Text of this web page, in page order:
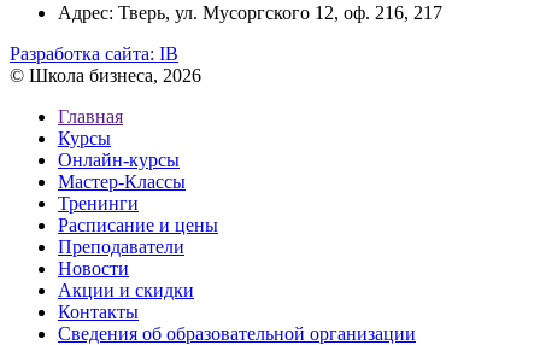
Адрес: Тверь, ул. Мусоргского 12, оф. 216, 217
Разработка сайта: IB
© Школа бизнеса, 2026
Главная
Курсы
Онлайн-курсы
Мастер-Классы
Тренинги
Расписание и цены
Преподаватели
Новости
Акции и скидки
Контакты
Сведения об образовательной организации